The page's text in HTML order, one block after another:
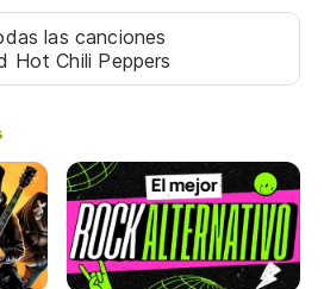
las canciones
Hot Chili Peppers